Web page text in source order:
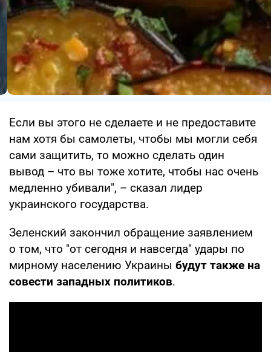
Если вы этого не сделаете и не предоставите
нам хотя бы самолеты, чтобы мы могли себя
сами защитить, то можно сделать один
вывод – что вы тоже хотите, чтобы нас очень
медленно убивали", – сказал лидер
украинского государства.
Зеленский закончил обращение заявлением
о том, что "от сегодня и навсегда" удары по
мирному населению Украины будут также на
совести западных политиков.